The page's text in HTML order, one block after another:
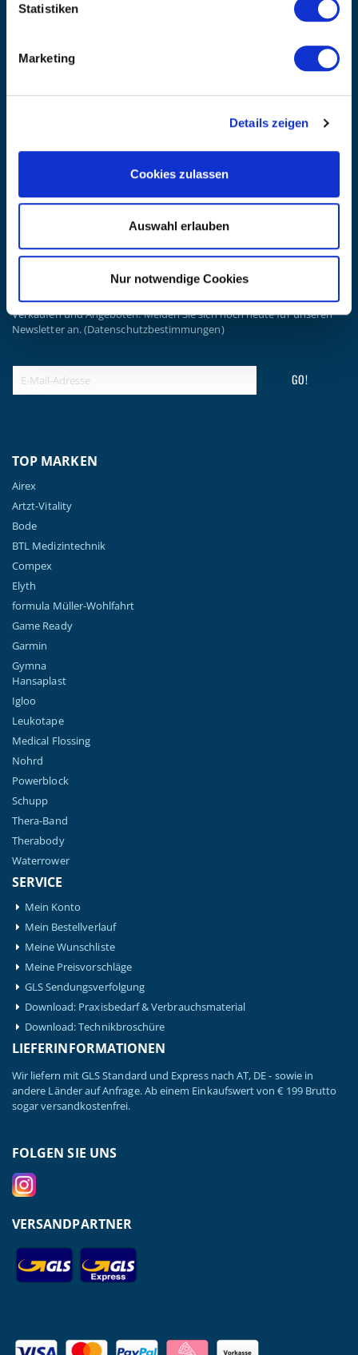
Statistiken
Marketing
Details zeigen
Cookies zulassen
Auswahl erlauben
Nur notwendige Cookies
UNTERNEHMEN
Kontaktieren Sie uns
Preisvorschlag erstellen
Versandkosten & Lieferinformationen
Datenschutzerklärung
Batterieentsorgung & Entsorgung Elektrogeräte
BLEIBE AUF DEM LAUFENDEN
Erhalten Sie die neuesten Informationen zu Veranstaltungen,
Verkäufen und Angeboten. Melden Sie sich noch heute für unseren
Newsletter an.(Datenschutzbestimmungen)
GO!
TOP MARKEN
Airex
Artzt-Vitality
Bode
BTL Medizintechnik
Compex
Elyth
formula Müller-Wohlfahrt
Game Ready
Garmin
Gymna
Hansaplast
Igloo
Leukotape
Medical Flossing
Nohrd
Powerblock
Schupp
Thera-Band
Therabody
Waterrower
SERVICE
Mein Konto
Mein Bestellverlauf
Meine Wunschliste
Meine Preisvorschläge
GLS Sendungsverfolgung
Download: Praxisbedarf & Verbrauchsmaterial
Download: Technikbroschüre
LIEFERINFORMATIONEN
Wir liefern mit GLS Standard und Express nach AT, DE - sowie in
andere Länder auf Anfrage. Ab einem Einkaufswert von € 199 Brutto
sogar versandkostenfrei.
FOLGEN SIE UNS
VERSANDPARTNER